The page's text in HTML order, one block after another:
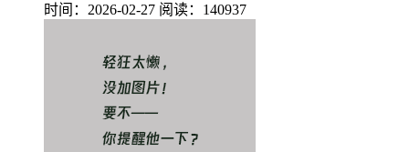
时间：2026-02-27 阅读：140937